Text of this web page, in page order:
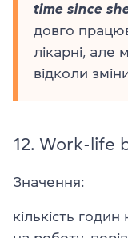
time since
довго
лікарні, але
відколи
12. Work-life
Значення:
кількість